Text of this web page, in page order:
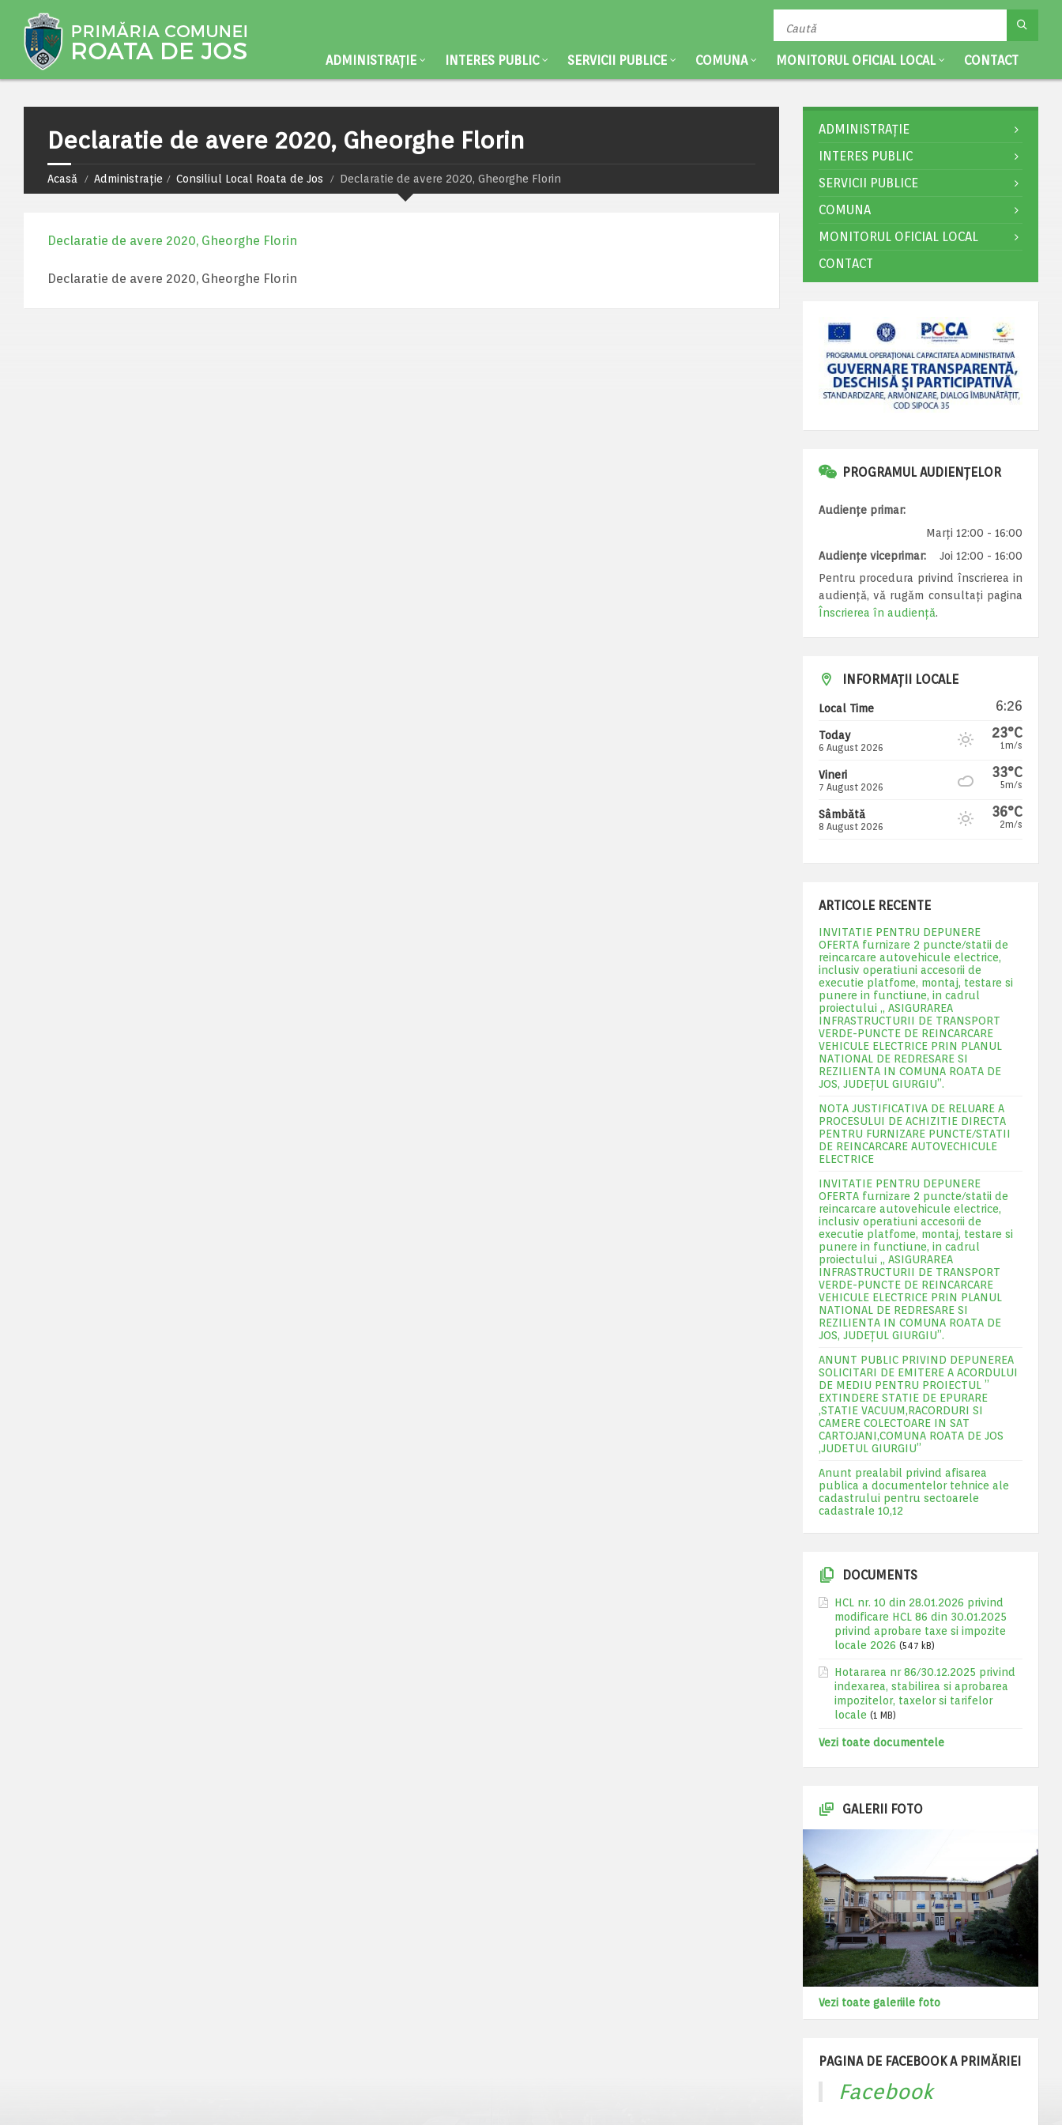
ADMINISTRAȚIE INTERES PUBLIC SERVICII PUBLICE COMUNA MONITORUL OFICIAL LOCAL CONTACT
Declaratie de avere 2020, Gheorghe Florin
Acasă Administrație Consiliul Local Roata de Jos Declaratie de avere 2020, Gheorghe Florin
Declaratie de avere 2020, Gheorghe Florin
Declaratie de avere 2020, Gheorghe Florin
ADMINISTRAȚIE
INTERES PUBLIC
SERVICII PUBLICE
COMUNA
MONITORUL OFICIAL LOCAL
CONTACT
PROGRAMUL AUDIENȚELOR
Audiențe primar:
Marți 12:00 - 16:00
Audiențe viceprimar:
Joi 12:00 - 16:00
Pentru procedura privind înscrierea in
audiență, vă rugăm consultați pagina
Înscrierea în audiență.
INFORMAȚII LOCALE
Local Time 6:26
Today
6 August 2026
23°C
1m/s
Vineri
7 August 2026
33°C
5m/s
Sâmbătă
8 August 2026
36°C
2m/s
ARTICOLE RECENTE
INVITATIE PENTRU DEPUNERE
OFERTA furnizare 2 puncte/statii de
reincarcare autovehicule electrice,
inclusiv operatiuni accesorii de
executie platfome, montaj, testare si
punere in functiune, in cadrul
proiectului „ ASIGURAREA
INFRASTRUCTURII DE TRANSPORT
VERDE-PUNCTE DE REINCARCARE
VEHICULE ELECTRICE PRIN PLANUL
NATIONAL DE REDRESARE SI
REZILIENTA IN COMUNA ROATA DE
JOS, JUDEŢUL GIURGIU”.
NOTA JUSTIFICATIVA DE RELUARE A
PROCESULUI DE ACHIZITIE DIRECTA
PENTRU FURNIZARE PUNCTE/STATII
DE REINCARCARE AUTOVECHICULE
ELECTRICE
INVITATIE PENTRU DEPUNERE
OFERTA furnizare 2 puncte/statii de
reincarcare autovehicule electrice,
inclusiv operatiuni accesorii de
executie platfome, montaj, testare si
punere in functiune, in cadrul
proiectului „ ASIGURAREA
INFRASTRUCTURII DE TRANSPORT
VERDE-PUNCTE DE REINCARCARE
VEHICULE ELECTRICE PRIN PLANUL
NATIONAL DE REDRESARE SI
REZILIENTA IN COMUNA ROATA DE
JOS, JUDEŢUL GIURGIU”.
ANUNT PUBLIC PRIVIND DEPUNEREA
SOLICITARI DE EMITERE A ACORDULUI
DE MEDIU PENTRU PROIECTUL ”
EXTINDERE STATIE DE EPURARE
,STATIE VACUUM,RACORDURI SI
CAMERE COLECTOARE IN SAT
CARTOJANI,COMUNA ROATA DE JOS
,JUDETUL GIURGIU”
Anunt prealabil privind afisarea
publica a documentelor tehnice ale
cadastrului pentru sectoarele
cadastrale 10,12
DOCUMENTS
HCL nr. 10 din 28.01.2026 privind
modificare HCL 86 din 30.01.2025
privind aprobare taxe si impozite
locale 2026 (547 kB)
Hotararea nr 86/30.12.2025 privind
indexarea, stabilirea si aprobarea
impozitelor, taxelor si tarifelor
locale (1 MB)
Vezi toate documentele
GALERII FOTO
Vezi toate galeriile foto
PAGINA DE FACEBOOK A PRIMĂRIEI
Facebook